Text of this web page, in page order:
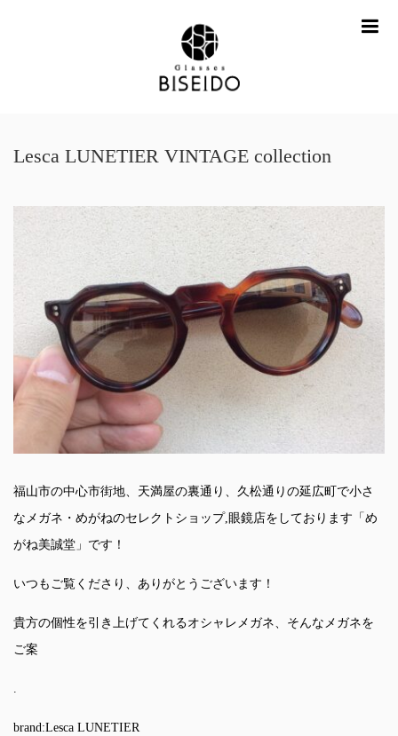
Lesca LUNETIER VINTAGE collection
福山市の中心市街地、天満屋の裏通り、久松通りの延広町で小さ
なメガネ・めがねのセレクトショップ,眼鏡店をしております「め
がね美誠堂」です！
いつもご覧くださり、ありがとうございます！
貴方の個性を引き上げてくれるオシャレメガネ、そんなメガネを
ご案
.
brand:Lesca LUNETIER